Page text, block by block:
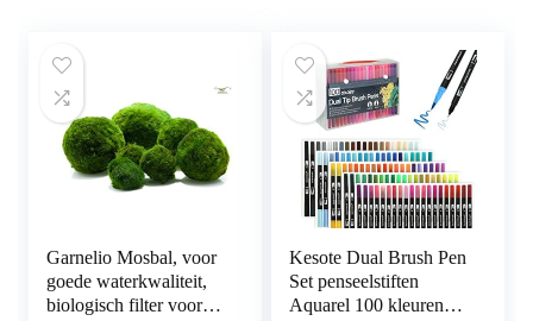
Garnelio Mosbal, voor
goede waterkwaliteit,
biologisch filter voor
Kesote Dual Brush Pen
Set penseelstiften
Aquarel 100 kleuren